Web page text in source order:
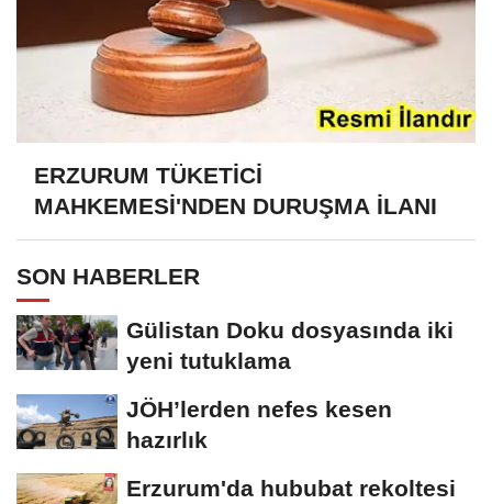
ERZURUM TÜKETİCİ
MAHKEMESİ'NDEN DURUŞMA İLANI
SON HABERLER
Gülistan Doku dosyasında iki
yeni tutuklama
JÖH’lerden nefes kesen
hazırlık
Erzurum'da hububat rekoltesi